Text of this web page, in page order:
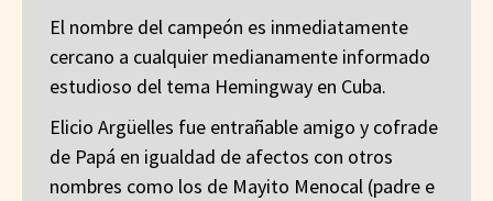
El nombre del campeón es inmediatamente
cercano a cualquier medianamente informado
estudioso del tema Hemingway en Cuba.
Elicio Argüelles fue entrañable amigo y cofrade
de Papá en igualdad de afectos con otros
nombres como los de Mayito Menocal (padre e